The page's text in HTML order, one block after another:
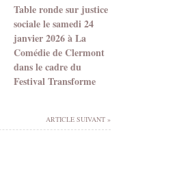
Table ronde sur justice
sociale le samedi 24
janvier 2026 à La
Comédie de Clermont
dans le cadre du
Festival Transforme
ARTICLE SUIVANT »